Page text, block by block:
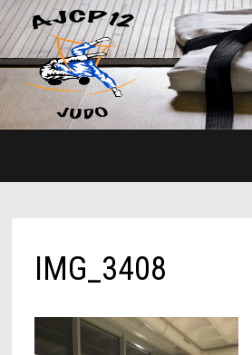
Passer
au
contenu
IMG_3408